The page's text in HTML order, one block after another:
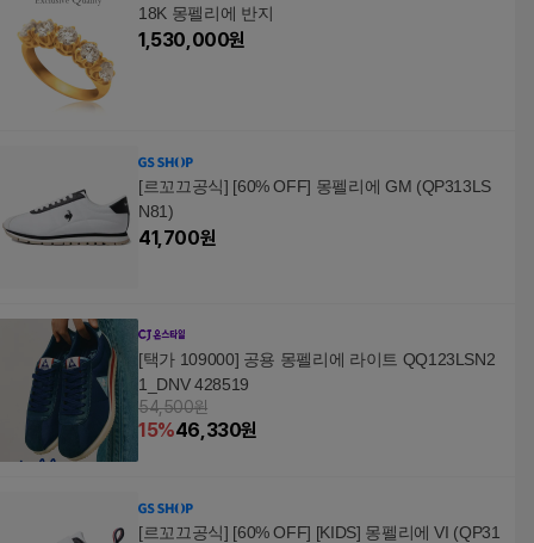
18K 몽펠리에 반지
1,530,000원
[르꼬끄공식] [60% OFF] 몽펠리에 GM (QP313LS
N81)
41,700원
[택가 109000] 공용 몽펠리에 라이트 QQ123LSN2
1_DNV 428519
54,500원
15%46,330원
[르꼬끄공식] [60% OFF] [KIDS] 몽펠리에 VI (QP31